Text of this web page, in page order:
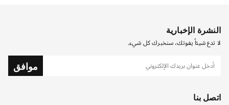
النشرة الإخبارية
لا تدع شيئاً يفوتك، سنخبرك كل شيء.
موافق
اتصل بنا